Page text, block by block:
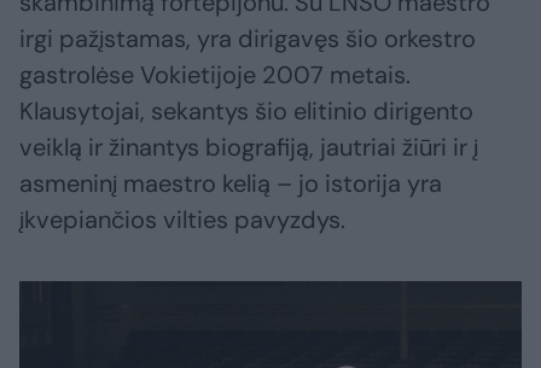
irgi pažįstamas, yra dirigavęs šio orkestro
gastrolėse Vokietijoje 2007 metais.
Klausytojai, sekantys šio elitinio dirigento
veiklą ir žinantys biografiją, jautriai žiūri ir į
asmeninį maestro kelią – jo istorija yra
įkvepiančios vilties pavyzdys.